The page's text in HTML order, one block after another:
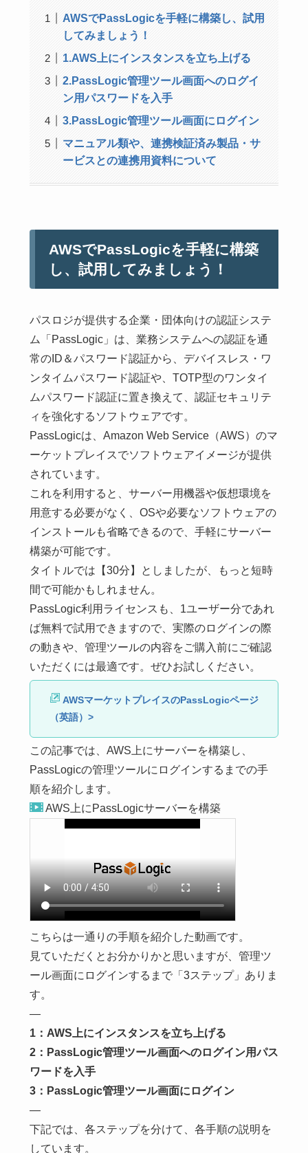
AWSでPassLogicを手軽に構築し、試用
してみましょう！
1.AWS上にインスタンスを立ち上げる
2.PassLogic管理ツール画面へのログイ
ン用パスワードを入手
3.PassLogic管理ツール画面にログイン
マニュアル類や、連携検証済み製品・サ
ービスとの連携用資料について
AWSでPassLogicを手軽に構築
し、試用してみましょう！
パスロジが提供する企業・団体向けの認証システ
ム「PassLogic」は、業務システムへの認証を通
常のID＆パスワード認証から、デバイスレス・ワ
ンタイムパスワード認証や、TOTP型のワンタイ
ムパスワード認証に置き換えて、認証セキュリテ
ィを強化するソフトウェアです。
PassLogicは、Amazon Web Service（AWS）のマ
ーケットプレイスでソフトウェアイメージが提供
されています。
これを利用すると、サーバー用機器や仮想環境を
用意する必要がなく、OSや必要なソフトウェアの
インストールも省略できるので、手軽にサーバー
構築が可能です。
タイトルでは【30分】としましたが、もっと短時
間で可能かもしれません。
PassLogic利用ライセンスも、1ユーザー分であれ
ば無料で試用できますので、実際のログインの際
の動きや、管理ツールの内容をご購入前にご確認
いただくには最適です。ぜひお試しください。
AWSマーケットプレイスのPassLogicページ
（英語）>
この記事では、AWS上にサーバーを構築し、
PassLogicの管理ツールにログインするまでの手
順を紹介します。
AWS上にPassLogicサーバーを構築
こちらは一通りの手順を紹介した動画です。
見ていただくとお分かりかと思いますが、管理ツ
ール画面にログインするまで「3ステップ」ありま
す。
—
1：AWS上にインスタンスを立ち上げる
2：PassLogic管理ツール画面へのログイン用パス
ワードを入手
3：PassLogic管理ツール画面にログイン
—
下記では、各ステップを分けて、各手順の説明を
しています。